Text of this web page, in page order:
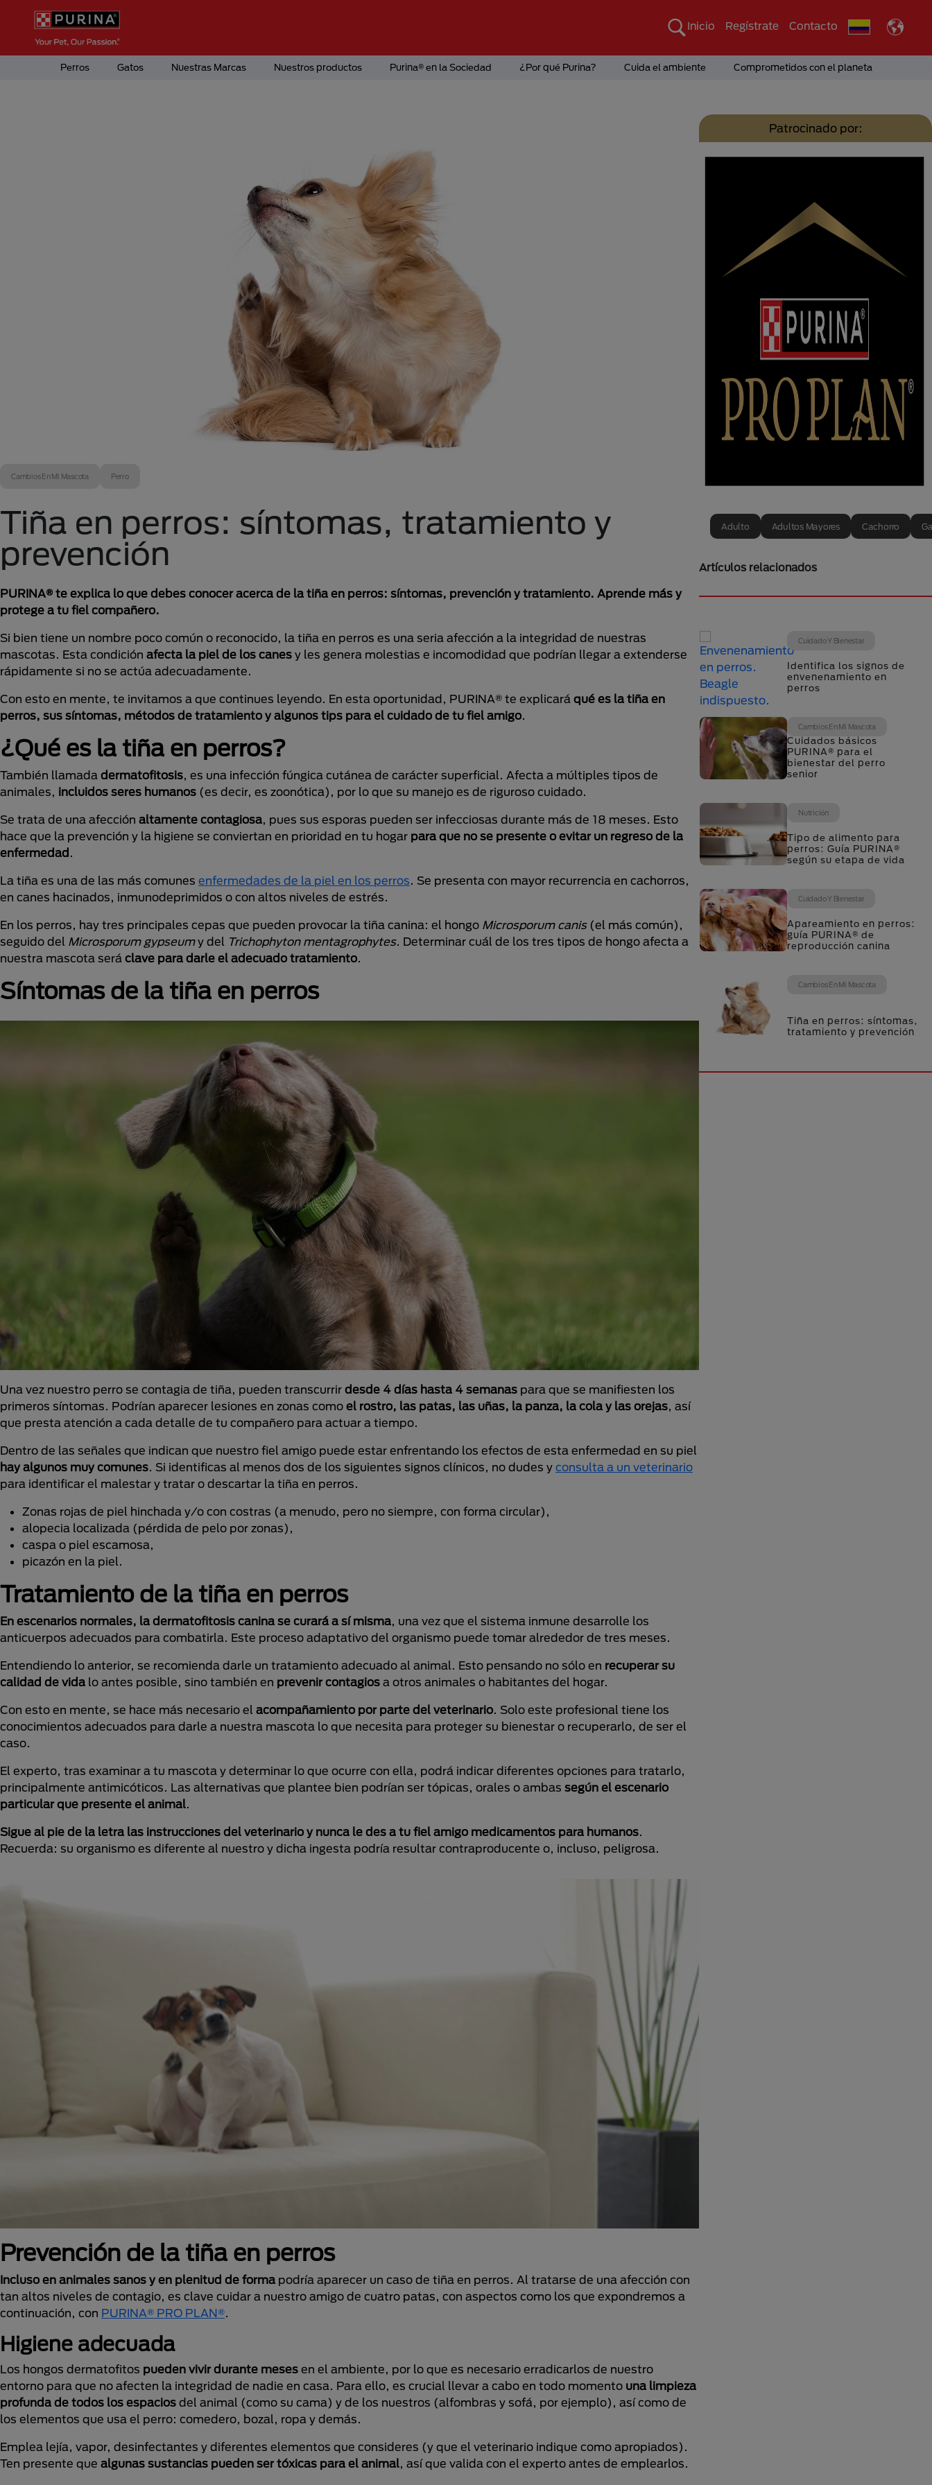
Pasar al contenido principal
Menú Secundario Purina
Inicio Regístrate Contacto
Menú Principal Purina
Perros Gatos Nuestras Marcas Nuestros productos Purina® en la Sociedad ¿Por qué Purina? Cuida el ambiente Comprometidos con el planeta
Cambios En Mi Mascota Perro
Tiña en perros: síntomas, tratamiento y
prevención
PURINA® te explica lo que debes conocer acerca de la tiña en perros: síntomas, prevención y tratamiento. Aprende más y
protege a tu fiel compañero.
Si bien tiene un nombre poco común o reconocido, la tiña en perros es una seria afección a la integridad de nuestras
mascotas. Esta condición afecta la piel de los canes y les genera molestias e incomodidad que podrían llegar a extenderse
rápidamente si no se actúa adecuadamente.
Con esto en mente, te invitamos a que continues leyendo. En esta oportunidad, PURINA® te explicará qué es la tiña en
perros, sus síntomas, métodos de tratamiento y algunos tips para el cuidado de tu fiel amigo.
¿Qué es la tiña en perros?
También llamada dermatofitosis, es una infección fúngica cutánea de carácter superficial. Afecta a múltiples tipos de
animales, incluidos seres humanos (es decir, es zoonótica), por lo que su manejo es de riguroso cuidado.
Se trata de una afección altamente contagiosa, pues sus esporas pueden ser infecciosas durante más de 18 meses. Esto
hace que la prevención y la higiene se conviertan en prioridad en tu hogar para que no se presente o evitar un regreso de la
enfermedad.
La tiña es una de las más comunes enfermedades de la piel en los perros. Se presenta con mayor recurrencia en cachorros,
en canes hacinados, inmunodeprimidos o con altos niveles de estrés.
En los perros, hay tres principales cepas que pueden provocar la tiña canina: el hongo Microsporum canis(el más común),
seguido del Microsporum gypseumy del Trichophyton mentagrophytes. Determinar cuál de los tres tipos de hongo afecta a
nuestra mascota será clave para darle el adecuado tratamiento.
Síntomas de la tiña en perros
Una vez nuestro perro se contagia de tiña, pueden transcurrir desde 4 días hasta 4 semanas para que se manifiesten los
primeros síntomas. Podrían aparecer lesiones en zonas como el rostro, las patas, las uñas, la panza, la cola y las orejas, así
que presta atención a cada detalle de tu compañero para actuar a tiempo.
Dentro de las señales que indican que nuestro fiel amigo puede estar enfrentando los efectos de esta enfermedad en su piel
hay algunos muy comunes. Si identificas al menos dos de los siguientes signos clínicos, no dudes y consulta a un veterinario
para identificar el malestar y tratar o descartar la tiña en perros.
Zonas rojas de piel hinchada y/o con costras (a menudo, pero no siempre, con forma circular),
alopecia localizada (pérdida de pelo por zonas),
caspa o piel escamosa,
picazón en la piel.
Tratamiento de la tiña en perros
En escenarios normales, la dermatofitosis canina se curará a sí misma, una vez que el sistema inmune desarrolle los
anticuerpos adecuados para combatirla. Este proceso adaptativo del organismo puede tomar alrededor de tres meses.
Entendiendo lo anterior, se recomienda darle un tratamiento adecuado al animal. Esto pensando no sólo en recuperar su
calidad de vida lo antes posible, sino también en prevenir contagios a otros animales o habitantes del hogar.
Con esto en mente, se hace más necesario el acompañamiento por parte del veterinario. Solo este profesional tiene los
conocimientos adecuados para darle a nuestra mascota lo que necesita para proteger su bienestar o recuperarlo, de ser el
caso.
El experto, tras examinar a tu mascota y determinar lo que ocurre con ella, podrá indicar diferentes opciones para tratarlo,
principalmente antimicóticos. Las alternativas que plantee bien podrían ser tópicas, orales o ambas según el escenario
particular que presente el animal.
Sigue al pie de la letra las instrucciones del veterinario y nunca le des a tu fiel amigo medicamentos para humanos.
Recuerda: su organismo es diferente al nuestro y dicha ingesta podría resultar contraproducente o, incluso, peligrosa.
Prevención de la tiña en perros
Incluso en animales sanos y en plenitud de forma podría aparecer un caso de tiña en perros. Al tratarse de una afección con
tan altos niveles de contagio, es clave cuidar a nuestro amigo de cuatro patas, con aspectos como los que expondremos a
continuación, con PURINA® PRO PLAN®.
Higiene adecuada
Los hongos dermatofitos pueden vivir durante meses en el ambiente, por lo que es necesario erradicarlos de nuestro
entorno para que no afecten la integridad de nadie en casa. Para ello, es crucial llevar a cabo en todo momento una limpieza
profunda de todos los espacios del animal (como su cama) y de los nuestros (alfombras y sofá, por ejemplo), así como de
los elementos que usa el perro: comedero, bozal, ropa y demás.
Emplea lejía, vapor, desinfectantes y diferentes elementos que consideres (y que el veterinario indique como apropiados).
Ten presente que algunas sustancias pueden ser tóxicas para el animal, así que valida con el experto antes de emplearlos.
Patrocinado por:
Adulto Adultos Mayores Cachorro
Artículos relacionados
Cuidado Y Bienestar
Identifica los signos de
envenenamiento en
perros
Cambios En Mi Mascota
Cuidados básicos
PURINA® para el
bienestar del perro
senior
Nutrición
Tipo de alimento para
perros: Guía PURINA®
según su etapa de vida
Cuidado Y Bienestar
Apareamiento en perros:
guía PURINA® de
reproducción canina
Cambios En Mi Mascota
Tiña en perros: síntomas,
tratamiento y prevención